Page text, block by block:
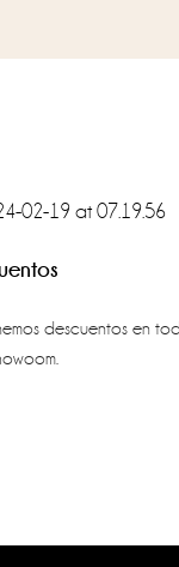
descuentos en